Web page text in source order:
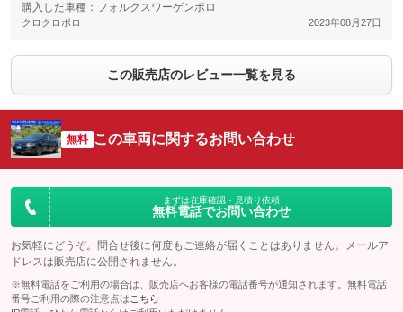
購入した車種：フォルクスワーゲンポロ
クロクロポロ 2023年08月27日
この販売店のレビュー一覧を見る
無料 この車両に関するお問い合わせ
まずは在庫確認・見積り依頼
無料電話でお問い合わせ
お気軽にどうぞ。問合せ後に何度もご連絡が届くことはありません。メールア
ドレスは販売店に公開されません。
※無料電話をご利用の場合は、販売店へお客様の電話番号が通知されます。無料電話
番号ご利用の際の注意点は こちら